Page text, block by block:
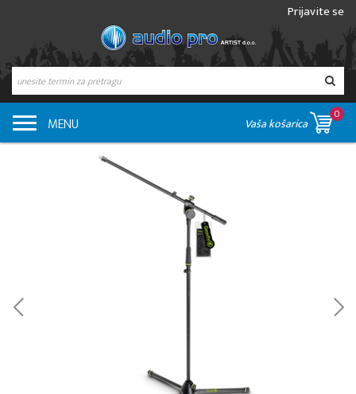
Prijavite se
MENU Vaša košarica
0